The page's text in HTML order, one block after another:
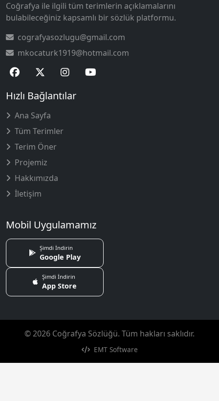
Coğrafya ile ilgili tüm terimlerin açıklamalarını
bulabileceğiniz kapsamlı bir sözlük platformu.
cografyasozlugu@gmail.com
mkocaturk1919@hotmail.com
Hızlı Bağlantılar
Ana Sayfa
Tüm Terimler
Terim Öner
Projemiz
Hakkımızda
İletişim
Mobil Uygulamamız
Şimdi İndirin
Google Play
Şimdi İndirin
App Store
© 2026 Coğrafya Sözlüğü. Tüm hakları saklıdır.
EMT Software